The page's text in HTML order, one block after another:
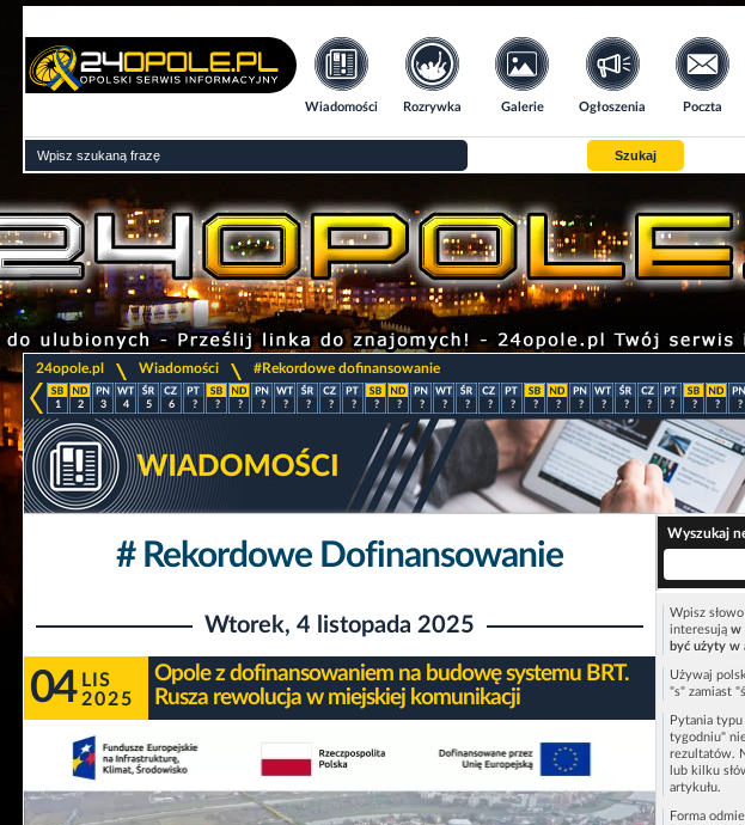
Wiadomości Rozrywka Galerie Ogłoszenia Poczta
Szukaj
24opole.pl
>
Wiadomości #Rekordowe dofinansowanie
1 2 3 4 5 6 ? ? ? ? ? ? ? ? ? ? ? ? ? ? ? ? ? ? ? ? ? ? ? ? ?
# Rekordowe Dofinansowanie
Wtorek, 4 listopada 2025
04 LIS
2025
Opole z dofinansowaniem na budowę systemu BRT.
Rusza rewolucja w miejskiej komunikacji
Wyszukaj
Wpisz
interesują w
być użyty w
Używaj
"s" zamiast
Pytania
tygodniu"
rezultatów.
lub kilku
artykułu.
Forma